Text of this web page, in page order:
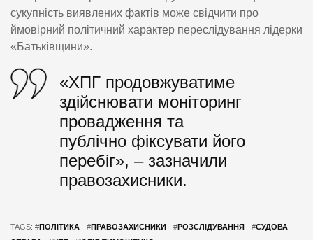
сукупність виявлених фактів може свідчити про
ймовірний політичний характер переслідування лідерки
«Батьківщини».
«ХПГ продовжуватиме
здійснювати моніторинг
провадження та
публічно фіксувати його
перебіг», – зазначили
правозахисники.
TAGS: #ПОЛІТИКА #ПРАВОЗАХИСНИКИ #РОЗСЛІДУВАННЯ #СУДОВА